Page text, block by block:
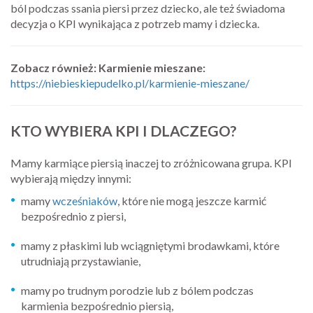
ból podczas ssania piersi przez dziecko, ale też świadoma
decyzja o KPI wynikająca z potrzeb mamy i dziecka.
Zobacz również: Karmienie mieszane:
https://niebieskiepudelko.pl/karmienie-mieszane/
KTO WYBIERA KPI I DLACZEGO?
Mamy karmiące piersią inaczej to zróżnicowana grupa. KPI
wybierają między innymi:
mamywcześniaków , które nie mogą jeszcze karmić
bezpośrednio z piersi,
mamy z płaskimi lub wciągniętymi brodawkami, które
utrudniają przystawianie,
mamy po trudnym porodzie lub z bólem podczas
karmienia bezpośrednio piersią,